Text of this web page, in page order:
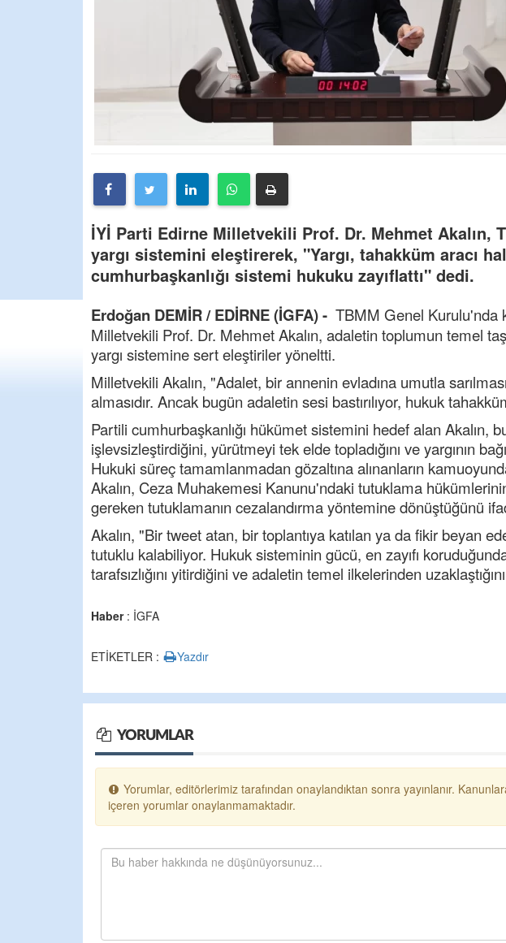
İYİ Parti Edirne Milletvekili Prof. Dr. Mehmet Akalın,
yargı sistemini eleştirerek, "Yargı, tahakküm aracı
cumhurbaşkanlığı sistemi hukuku zayıflattı" dedi.
Erdoğan DEMİR / EDİRNE (İGFA) - TBMM Genel Kurulu'nda
Milletvekili Prof. Dr. Mehmet Akalın, adaletin toplumun temel
yargı sistemine sert eleştiriler yöneltti.
Milletvekili Akalın, "Adalet, bir annenin evladına umutla
almasıdır. Ancak bugün adaletin sesi bastırılıyor, hukuk
Partili cumhurbaşkanlığı hükümet sistemini hedef alan Akalın,
işlevsizleştirdiğini, yürütmeyi tek elde topladığını ve yargının
Hukuki süreç tamamlanmadan gözaltına alınanların
Akalın, Ceza Muhakemesi Kanunu'ndaki tutuklama
gereken tutuklamanın cezalandırma yöntemine dönüştüğünü
Akalın, "Bir tweet atan, bir toplantıya katılan ya da fikir beyan
tutuklu kalabiliyor. Hukuk sisteminin gücü, en zayıfı
tarafsızlığını yitirdiğini ve adaletin temel ilkelerinden
Haber: İGFA
ETİKETLER : Yazdır
YORUMLAR
Yorumlar, editörlerimiz tarafından onaylandıktan sonra yayınlanır.
içeren yorumlar onaylanmamaktadır.